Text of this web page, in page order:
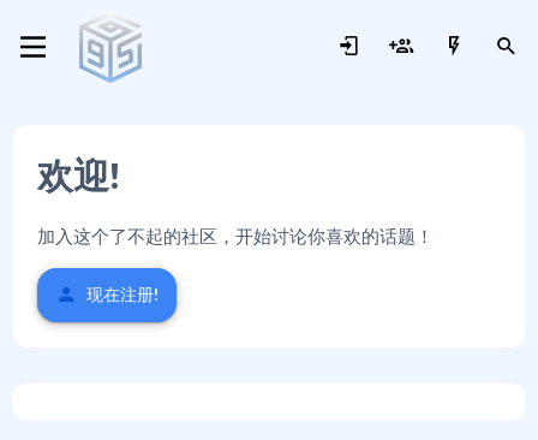
欢迎!
加入这个了不起的社区，开始讨论你喜欢的话题！
现在注册!